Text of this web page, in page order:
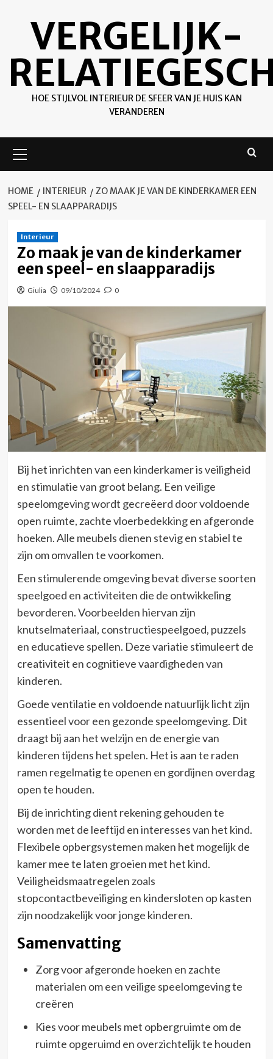
VERGELIJK-
HOE STIJLVOL INTERIEUR DE SFEER VAN JE HUIS KAN
VERANDEREN
menu
HOME INTERIEUR
ZO MAAK JE VAN DE KINDERKAMER EEN
SPEEL- EN SLAAPPARADIJS
Interieur
Zo maak je van de kinderkamer
een speel- en slaapparadijs
Giulia 09/10/2024 0
Bij het inrichten van een kinderkamer is veiligheid
en stimulatie van groot belang. Een veilige
speelomgeving wordt gecreëerd door voldoende
open ruimte, zachte vloerbedekking en afgeronde
hoeken. Alle meubels dienen stevig en stabiel te
zijn om omvallen te voorkomen.
Een stimulerende omgeving bevat diverse soorten
speelgoed en activiteiten die de ontwikkeling
bevorderen. Voorbeelden hiervan zijn
knutselmateriaal, constructiespeelgoed, puzzels
en educatieve spellen. Deze variatie stimuleert de
creativiteit en cognitieve vaardigheden van
kinderen.
Goede ventilatie en voldoende natuurlijk licht zijn
essentieel voor een gezonde speelomgeving. Dit
draagt bij aan het welzijn en de energie van
kinderen tijdens het spelen. Het is aan te raden
ramen regelmatig te openen en gordijnen overdag
open te houden.
Bij de inrichting dient rekening gehouden te
worden met de leeftijd en interesses van het kind.
Flexibele opbergsystemen maken het mogelijk de
kamer mee te laten groeien met het kind.
Veiligheidsmaatregelen zoals
stopcontactbeveiliging en kindersloten op kasten
zijn noodzakelijk voor jonge kinderen.
Samenvatting
Zorg voor afgeronde hoeken en zachte
materialen om een veilige speelomgeving te
creëren
Kies voor meubels met opbergruimte om de
ruimte opgeruimd en overzichtelijk te houden